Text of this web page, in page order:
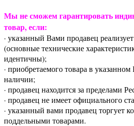
Мы не сможем гарантировать
товар, если:
· указанный Вами продавец
(основные технические
идентичны);
· приобретаемого товара в
наличии;
· продавец находится за пределами
· продавец не имеет официального
· указанный вами продавец торгует
поддельными товарами.